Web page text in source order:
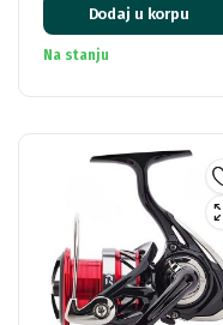
Dodaj u korpu
Na stanju